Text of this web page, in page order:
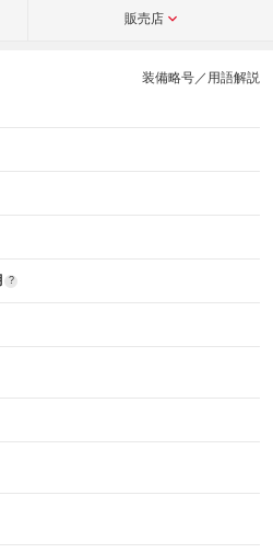
販売店
装備略号／用語解説
?